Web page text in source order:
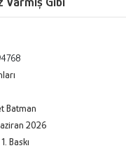
Batman
2026
1. Baskı